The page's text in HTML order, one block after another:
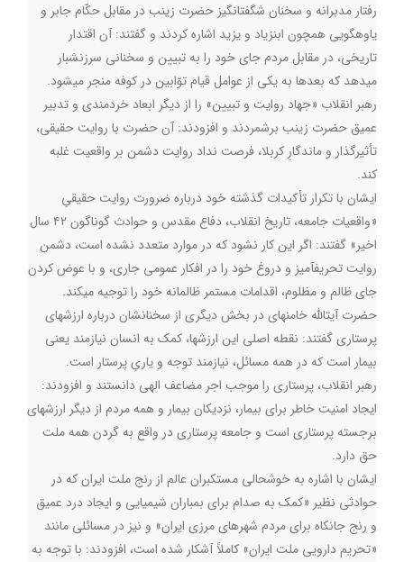
رفتار مدبرانه و سخنان شگفتانگیز حضرت زینب در مقابل حکّام جابر و
یاوهگویی همچون ابنزیاد و یزید اشاره کردند و گفتند: آن اقتدار
تاریخی، در مقابل مردم جای خود را به تبیین و سخنانی سرزنشبار
میدهد که بعدها به یکی از عوامل قیام توّابین در کوفه منجر میشود.
رهبر انقلاب «جهاد روایت و تبیین» را از دیگر ابعاد خردمندی و تدبیر
عمیق حضرت زینب برشمردند و افزودند: آن حضرت با روایت حقیقی،
تأثیرگذار و ماندگارِ کربلا، فرصت نداد روایت دشمن بر واقعیت غلبه
کند.
ایشان با تکرار تأکیدات گذشته خود درباره ضرورت روایت حقیقیِ
«واقعیات جامعه، تاریخ انقلاب، دفاع مقدس و حوادث گوناگون ۴۲ سال
اخیر» گفتند: اگر این کار نشود که در موارد متعدد نشده است، دشمن
روایت تحریفآمیز و دروغ خود را در افکار عمومی جاری، و با عوض کردن
جای ظالم و مظلوم، اقدامات مستمر ظالمانه خود را توجیه میکند.
حضرت آیتالله خامنهای در بخش دیگری از سخنانشان درباره ارزشهای
پرستاری گفتند: نقطه اصلی این ارزشها، کمک به انسان نیازمند یعنی
بیمار است که در همه مسائل، نیازمند توجه و یاریِ پرستار است.
رهبر انقلاب، پرستاری را موجب اجر مضاعف الهی دانستند و افزودند:
ایجاد امنیت خاطر برای بیمار، نزدیکان بیمار و همه مردم از دیگر ارزشهای
برجسته پرستاری است و جامعه پرستاری در واقع به گردن همه ملت
حق دارد.
ایشان با اشاره به خوشحالی مستکبران عالم از رنج ملت ایران که در
حوادثی نظیر «کمک به صدام برای بمباران شیمیایی و ایجاد درد عمیق
و رنج جانکاه برای مردم شهرهای مرزی ایران» و نیز در مسائلی مانند
«تحریم دارویی ملت ایران» کاملاً آشکار شده است، افزودند: با توجه به